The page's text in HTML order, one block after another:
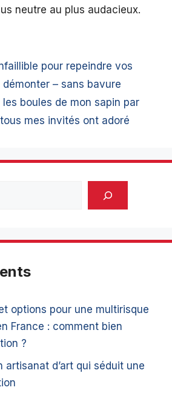
neutre au plus audacieux.
pour repeindre vos
– sans bavure
les boules de mon sapin par
mes invités ont adoré
options pour une multirisque
France : comment bien
?
artisanat d’art qui séduit une